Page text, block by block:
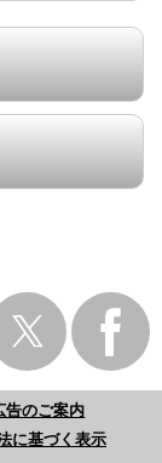
告のご案内
に基づく表示